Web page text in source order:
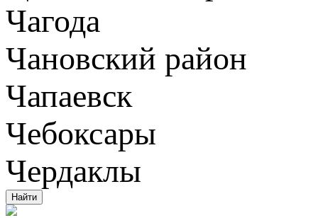
Чагода
Чановский район
Чапаевск
Чебоксары
Чердаклы